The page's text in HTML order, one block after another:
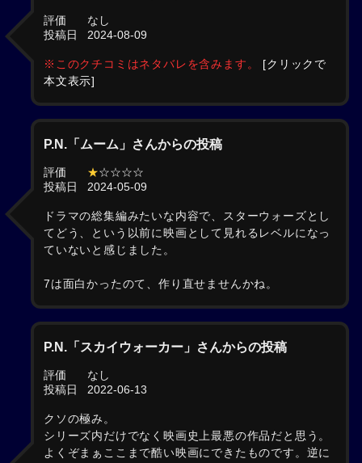
評価
なし
投稿日
2024-08-09
※このクチコミはネタバレを含みます。
[クリックで
本文表示]
P.N.「ムーム」さんからの投稿
評価 ★☆☆☆☆
投稿日
2024-05-09
ドラマの総集編みたいな内容で、スターウォーズとし
てどう、という以前に映画として見れるレベルになっ
ていないと感じました。
7は面白かったのて、作り直せませんかね。
P.N.「スカイウォーカー」さんからの投稿
評価
なし
投稿日
2022-06-13
クソの極み。
シリーズ内だけでなく映画史上最悪の作品だと思う。
よくぞまぁここまで酷い映画にできたものです。逆に